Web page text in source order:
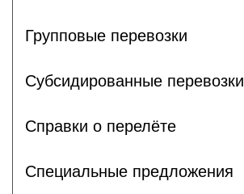
Групповые перевозки
Субсидированные перевозки
Справки о перелёте
Специальные предложения